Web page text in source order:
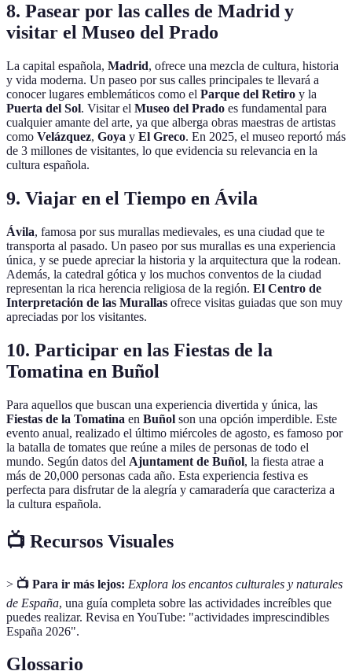
8. Pasear por las calles de Madrid y
visitar el Museo del Prado
La capital española, Madrid, ofrece una mezcla de cultura, historia
y vida moderna. Un paseo por sus calles principales te llevará a
conocer lugares emblemáticos como el Parque del Retiro y la
Puerta del Sol. Visitar el Museo del Prado es fundamental para
cualquier amante del arte, ya que alberga obras maestras de artistas
como Velázquez, Goya y El Greco. En 2025, el museo reportó más
de 3 millones de visitantes, lo que evidencia su relevancia en la
cultura española.
9. Viajar en el Tiempo en Ávila
Ávila, famosa por sus murallas medievales, es una ciudad que te
transporta al pasado. Un paseo por sus murallas es una experiencia
única, y se puede apreciar la historia y la arquitectura que la rodean.
Además, la catedral gótica y los muchos conventos de la ciudad
representan la rica herencia religiosa de la región. El Centro de
Interpretación de las Murallas ofrece visitas guiadas que son muy
apreciadas por los visitantes.
10. Participar en las Fiestas de la
Tomatina en Buñol
Para aquellos que buscan una experiencia divertida y única, las
Fiestas de la Tomatina en Buñol son una opción imperdible. Este
evento anual, realizado el último miércoles de agosto, es famoso por
la batalla de tomates que reúne a miles de personas de todo el
mundo. Según datos del Ajuntament de Buñol, la fiesta atrae a
más de 20,000 personas cada año. Esta experiencia festiva es
perfecta para disfrutar de la alegría y camaradería que caracteriza a
la cultura española.
📺 Recursos Visuales
> 📺 Para ir más lejos: Explora los encantos culturales y naturales
de España, una guía completa sobre las actividades increíbles que
puedes realizar. Revisa en YouTube: "actividades imprescindibles
España 2026".
Glossario